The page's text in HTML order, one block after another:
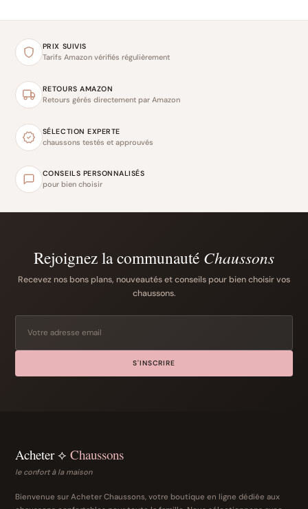
PRIX SUIVIS
Tarifs Amazon vérifiés régulièrement
RETOURS AMAZON
Retours gérés directement par Amazon
SÉLECTION EXPERTE
chaussons testés et approuvés
CONSEILS PERSONNALISÉS
pour bien choisir
Rejoignez la communauté Chaussons
Recevez nos bons plans, nouveautés et conseils pour bien choisir vos
chaussons.
S'INSCRIRE
Acheter ⟡ Chaussons
le confort à la maison
Bienvenue sur Acheter Chaussons, votre boutique en ligne dédiée aux